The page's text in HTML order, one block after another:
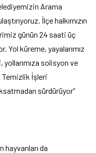
Arama
İlçe halkımızın
günün 24 saati üç
Yol küreme, yayalarımız
yollarımıza solisyon ve
Temizlik İşleri
sürdürüyor”
hayvanları da